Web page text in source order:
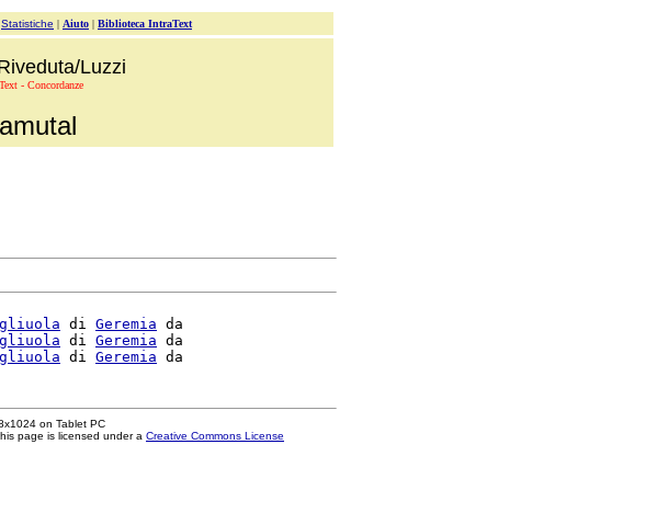
Statistiche | Aiuto | Biblioteca IntraText
Luzzi
- Concordanze
di Geremia da
di Geremia da
di Geremia
on Tablet PC
page is licensed under a Creative Commons License